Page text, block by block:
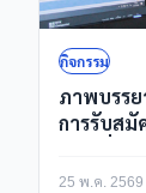
กิจกรรม
ภาพบรร
การรับสมั
กองบริกา
25 พ.ค. 2569